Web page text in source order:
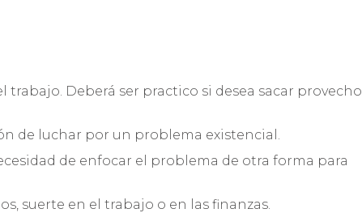
trabajo. Deberá ser practico si desea sacar provecho
de luchar por un problema existencial.
de enfocar el problema de otra forma para
suerte en el trabajo o en las finanzas.